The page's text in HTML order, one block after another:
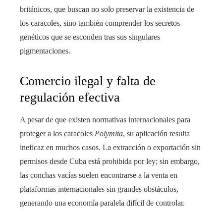
británicos, que buscan no solo preservar la existencia de
los caracoles, sino también comprender los secretos
genéticos que se esconden tras sus singulares
pigmentaciones.
Comercio ilegal y falta de
regulación efectiva
A pesar de que existen normativas internacionales para
proteger a los caracoles Polymita, su aplicación resulta
ineficaz en muchos casos. La extracción o exportación sin
permisos desde Cuba está prohibida por ley; sin embargo,
las conchas vacías suelen encontrarse a la venta en
plataformas internacionales sin grandes obstáculos,
generando una economía paralela difícil de controlar.